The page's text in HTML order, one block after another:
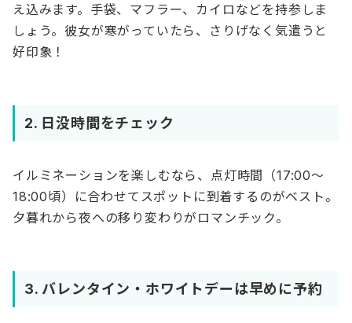
え込みます。手袋、マフラー、カイロなどを持参しま
しょう。彼女が寒がっていたら、さりげなく気遣うと
好印象！
2. 日没時間をチェック
イルミネーションを楽しむなら、点灯時間（17:00〜
18:00頃）に合わせてスポットに到着するのがベスト。
夕暮れから夜への移り変わりがロマンチック。
3. バレンタイン・ホワイトデーは早めに予約